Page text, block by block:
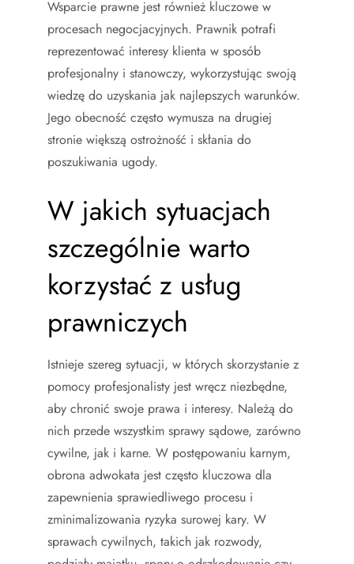
Wsparcie prawne jest również kluczowe w
procesach negocjacyjnych. Prawnik potrafi
reprezentować interesy klienta w sposób
profesjonalny i stanowczy, wykorzystując swoją
wiedzę do uzyskania jak najlepszych warunków.
Jego obecność często wymusza na drugiej
stronie większą ostrożność i skłania do
poszukiwania ugody.
W jakich sytuacjach
szczególnie warto
korzystać z usług
prawniczych
Istnieje szereg sytuacji, w których skorzystanie z
pomocy profesjonalisty jest wręcz niezbędne,
aby chronić swoje prawa i interesy. Należą do
nich przede wszystkim sprawy sądowe, zarówno
cywilne, jak i karne. W postępowaniu karnym,
obrona adwokata jest często kluczowa dla
zapewnienia sprawiedliwego procesu i
zminimalizowania ryzyka surowej kary. W
sprawach cywilnych, takich jak rozwody,